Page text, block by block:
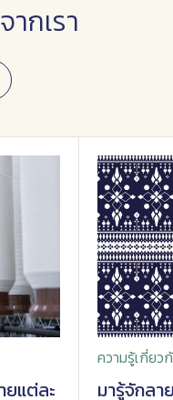
กเรา
ยแต่ละ
ความรู้เกี่ยว
มารู้จักล